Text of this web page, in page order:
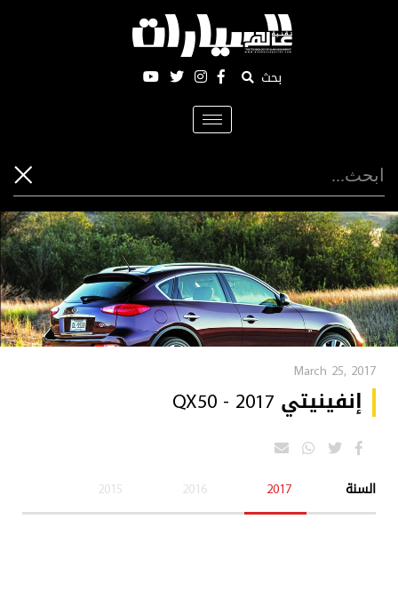
بحث
Toggle
navigation
March 25, 2017
إنفينيتي QX50 - 2017
السنة 2017
2016
2015